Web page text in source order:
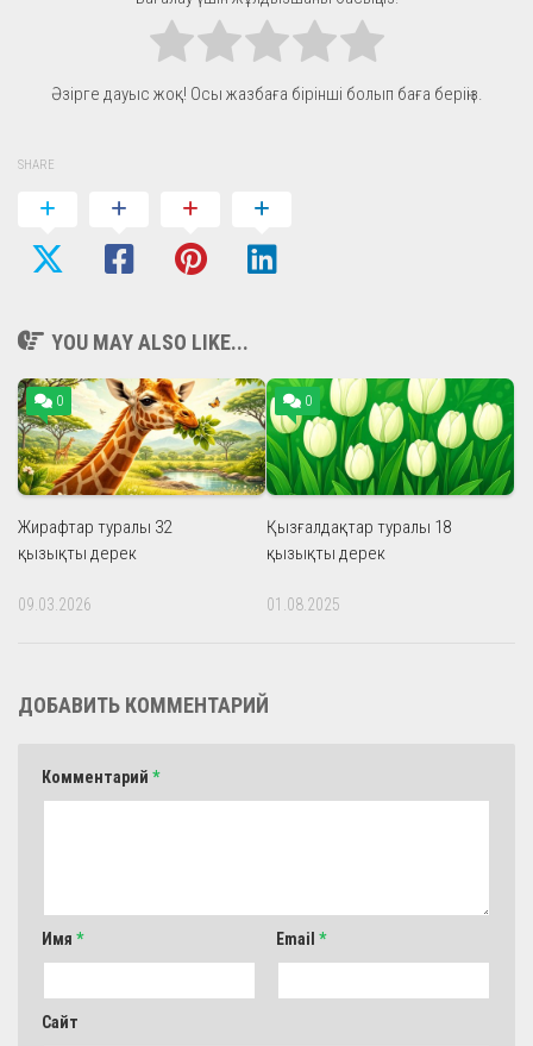
Әзірге дауыс жоқ! Осы жазбаға бірінші болып баға беріңіз.
SHARE
YOU MAY ALSO LIKE...
0
Жирафтар туралы 32
қызықты дерек
09.03.2026
0
Қызғалдақтар туралы 18
қызықты дерек
01.08.2025
ДОБАВИТЬ КОММЕНТАРИЙ
Комментарий *
Имя * Email *
Сайт